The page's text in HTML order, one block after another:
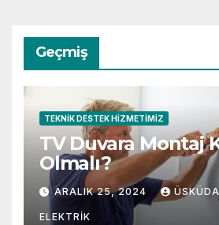
Geçmiş
TEKNIK DESTEK HIZMETIMIZ
TV Duvara Montaj
Olmalı?
ARALIK 25, 2024
ELEKTRIK